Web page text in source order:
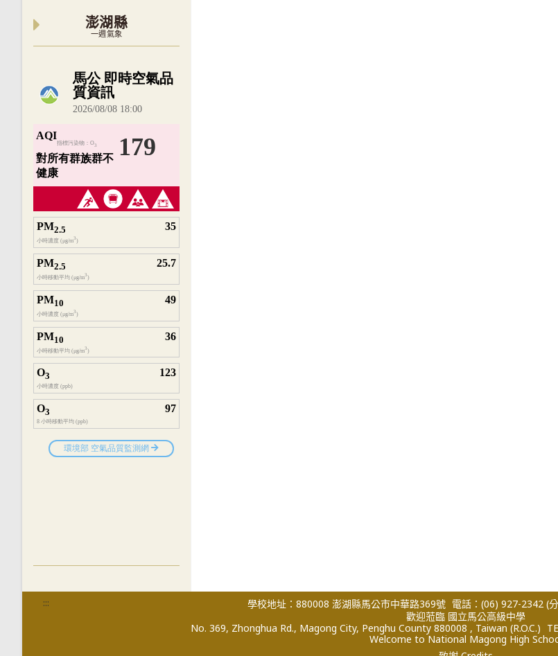
澎湖縣
一週氣象
內嵌空氣品質小工具為視覺預覽，完整即時空氣品質資料請開啟
::: 學校地址：880008 澎湖縣馬公市中華路369號 電話：(06) 927-2342 (
歡迎蒞臨 國立馬公高級中學
No. 369, Zhonghua Rd., Magong City, Penghu County 880008 , Taiwan (R.O.C.)
Welcome to National Magong High